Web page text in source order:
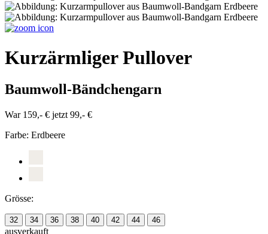
Kurzärmliger Pullover
Baumwoll-Bändchengarn
War 159,- € jetzt 99,- €
Farbe: Erdbeere
Grösse:
32 34 36 38 40 42 44 46
ausverkauft